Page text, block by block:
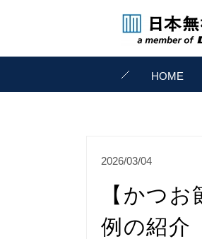
HOME
2026/03/04
【かつ
例の紹介